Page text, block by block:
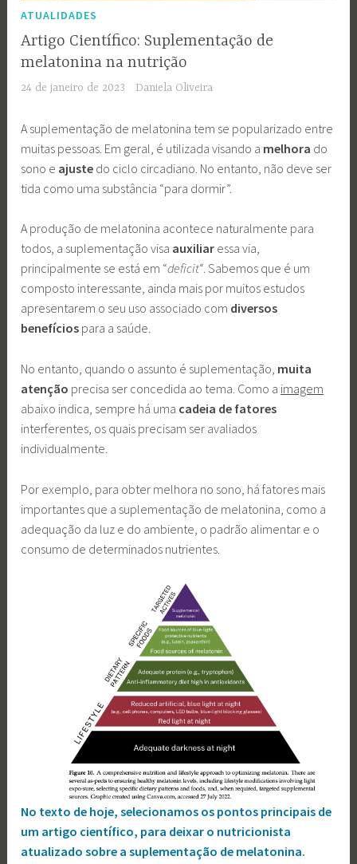
ATUALIDADES
Artigo Científico: Suplementação de
melatonina na nutrição
24 de janeiro de 2023 Daniela Oliveira
A suplementação de melatonina tem se popularizado entre
muitas pessoas. Em geral, é utilizada visando a melhora do
sono e ajuste do ciclo circadiano. No entanto, não deve ser
tida como uma substância “para dormir”.
A produção de melatonina acontece naturalmente para
todos, a suplementação visa auxiliar essa via,
principalmente se está em “deficit“. Sabemos que é um
composto interessante, ainda mais por muitos estudos
apresentarem o seu uso associado com diversos
benefícios para a saúde.
No entanto, quando o assunto é suplementação, muita
atenção precisa ser concedida ao tema. Como a imagem
abaixo indica, sempre há uma cadeia de fatores
interferentes, os quais precisam ser avaliados
individualmente.
Por exemplo, para obter melhora no sono, há fatores mais
importantes que a suplementação de melatonina, como a
adequação da luz e do ambiente, o padrão alimentar e o
consumo de determinados nutrientes.
No texto de hoje, selecionamos os pontos principais de
um artigo científico, para deixar o nutricionista
atualizado sobre a suplementação de melatonina.